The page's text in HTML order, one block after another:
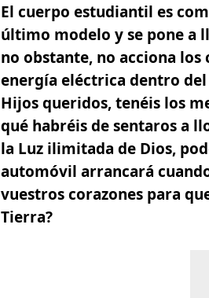
El cuerpo estudiantil es
último modelo y se pone a
no obstante, no acciona
energía eléctrica dentro
Hijos queridos, tenéis los
qué habréis de sentaros a
la Luz ilimitada de Dios,
automóvil arrancará
vuestros corazones para
Tierra?